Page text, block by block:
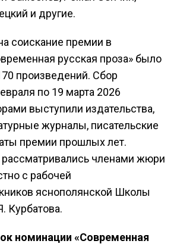
и другие.
соискание премии в
русская проза» было
произведений. Сбор
по 19 марта 2026
выступили издательства,
журналы, писательские
премии прошлых лет.
членами жюри
с рабочей
яснополянской Школы
Курбатова.
номинации «Современная